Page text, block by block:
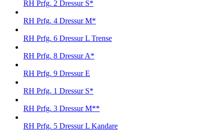
RH Prfg. 2 Dressur S*
RH Prfg. 4 Dressur M*
RH Prfg. 6 Dressur L Trense
RH Prfg. 8 Dressur A*
RH Prfg. 9 Dressur E
RH Prfg. 1 Dressur S*
RH Prfg. 3 Dressur M**
RH Prfg. 5 Dressur L Kandare